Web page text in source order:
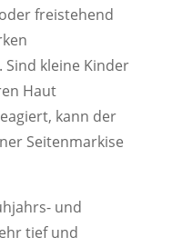
freistehend
kleine Kinder
Haut
kann der
Seitenmarkise
und
tief und